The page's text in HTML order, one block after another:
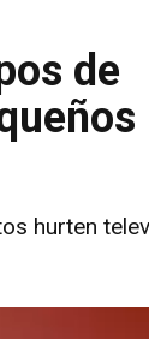
de
hurten